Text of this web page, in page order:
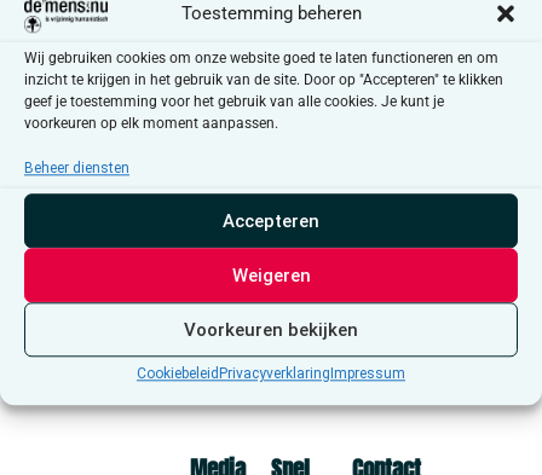
Toestemming beheren
Wij gebruiken cookies om onze website goed te laten functioneren en om
inzicht te krijgen in het gebruik van de site. Door op "Accepteren" te klikken
geef je toestemming voor het gebruik van alle cookies. Je kunt je
voorkeuren op elk moment aanpassen.
Beheer diensten
Accepteren
Weigeren
Voorkeuren bekijken
Cookiebeleid Privacyverklaring Impressum
Aankomende
Selecteer
een
datum.VorigeEvenementen Vandaag Volgende
Snel
Media Contact